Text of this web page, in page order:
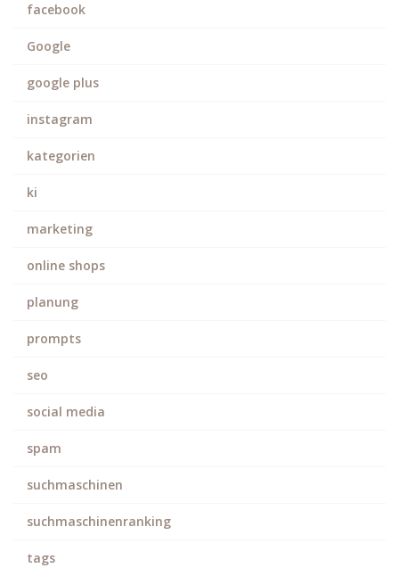
facebook
Google
google plus
instagram
kategorien
ki
marketing
online shops
planung
prompts
seo
social media
spam
suchmaschinen
suchmaschinenranking
tags